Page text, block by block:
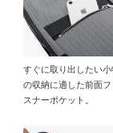
すぐに取り出したい
の収納に適した前面フ
スナーポケット。